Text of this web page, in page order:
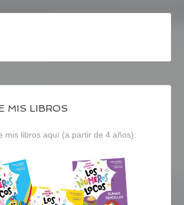
MIS LIBROS
mis libros aquí (a partir de 4 años):